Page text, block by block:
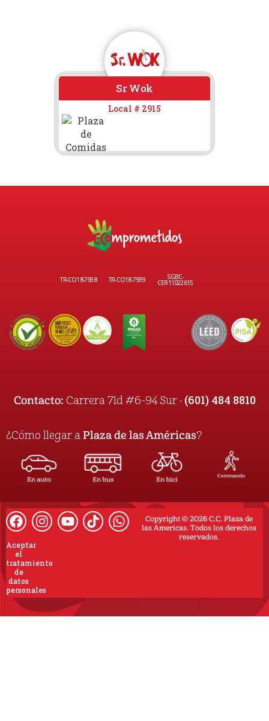
Sr Wok
Local # 2915
TR-CO18-7938 TR-CO18-7939 SGBC-
CER11022615
Contacto: Carrera 71d #6-94 Sur · (601) 484 8810
¿Cómo llegar a Plaza de las Américas?
Copyright © 2026 C.C. Plaza de
las Americas. Todos los derechos
reservados.
Aceptar
el
tratamiento
de
datos
personales